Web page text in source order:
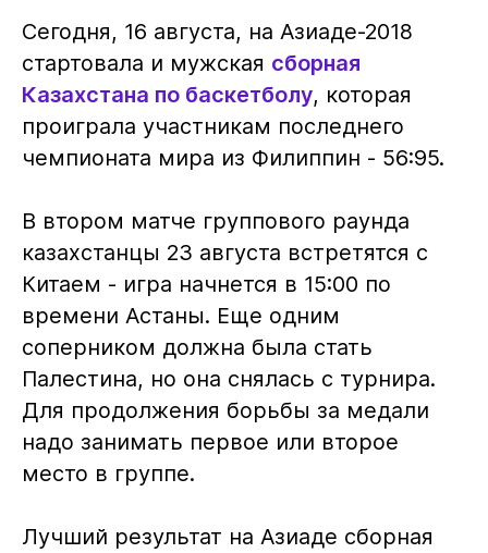
Сегодня, 16 августа, на Азиаде-2018
стартовала и мужская сборная
Казахстана по баскетболу, которая
проиграла участникам последнего
чемпионата мира из Филиппин - 56:95.
В втором матче группового раунда
казахстанцы 23 августа встретятся с
Китаем - игра начнется в 15:00 по
времени Астаны. Еще одним
соперником должна была стать
Палестина, но она снялась с турнира.
Для продолжения борьбы за медали
надо занимать первое или второе
место в группе.
Лучший результат на Азиаде сборная